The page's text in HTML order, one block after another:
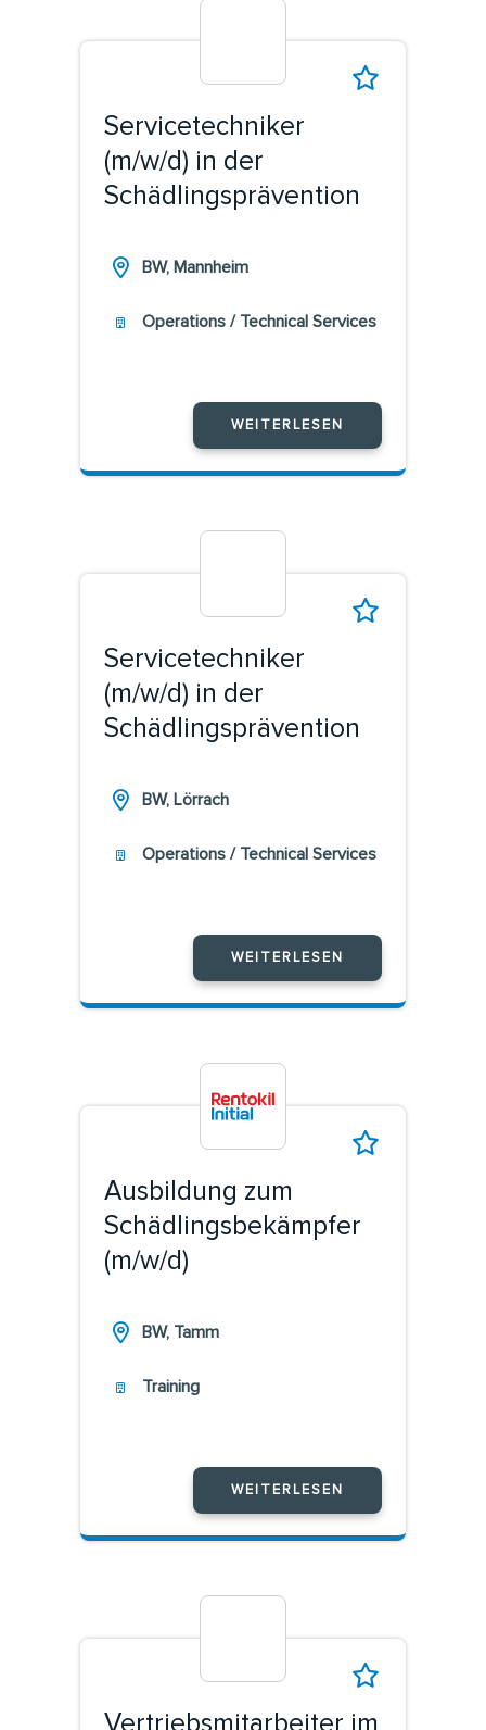
Servicetechniker
(m/w/d) in der
Schädlingsprävention
BW, Mannheim
Operations / Technical Services
WEITERLESEN
Servicetechniker
(m/w/d) in der
Schädlingsprävention
BW, Lörrach
Operations / Technical Services
WEITERLESEN
Ausbildung zum
Schädlingsbekämpfer
(m/w/d)
BW, Tamm
Training
WEITERLESEN
Vertriebsmitarbeiter im